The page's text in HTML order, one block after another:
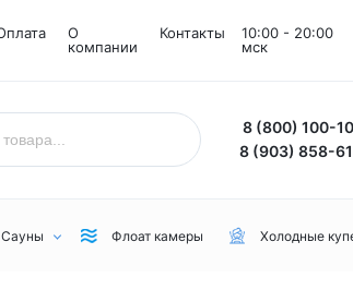
О
компании
Контакты
10:00 - 20:00
мск
8 (800) 100-
8 (903) 858-
Сауны Флоат камеры Холодные